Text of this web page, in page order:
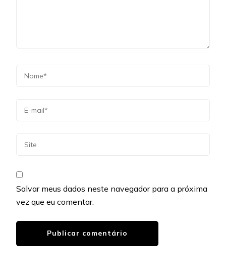
Salvar meus dados neste navegador para a próxima
vez que eu comentar.